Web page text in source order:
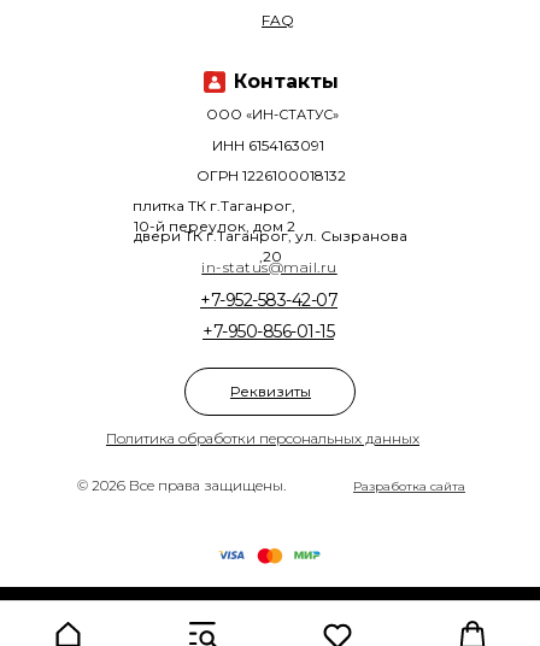
© 2026 Все права защищены.
Политика обработки персональных данных
+7-950-856-01-15
+7-952-583-42-07
ООО «ИН-СТАТУС»
плитка ТК г.Таганрог,
10-й переулок, дом 2
двери ТК г.Таганрог, ул. Сызранова
,20
ОГРН 1226100018132
ИНН 6154163091
Разработка сайта
FAQ
in-status@mail.ru
Контакты
Реквизиты
Made on Tilda